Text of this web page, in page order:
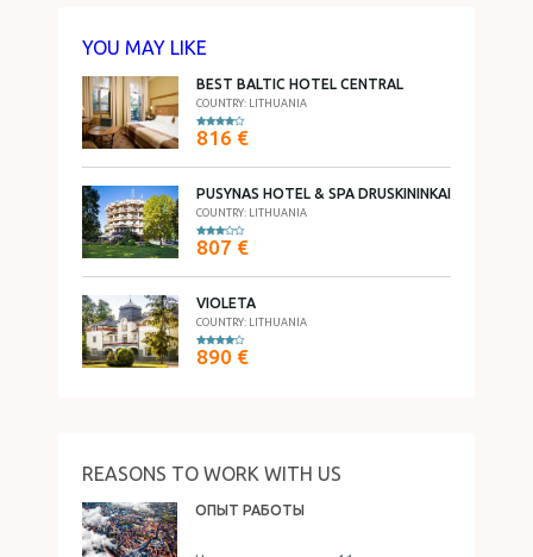
YOU MAY LIKE
BEST BALTIC HOTEL CENTRAL
COUNTRY: LITHUANIA
816 €
PUSYNAS HOTEL & SPA DRUSKININKAI
COUNTRY: LITHUANIA
807 €
VIOLETA
COUNTRY: LITHUANIA
890 €
REASONS TO WORK WITH US
ОПЫТ РАБОТЫ